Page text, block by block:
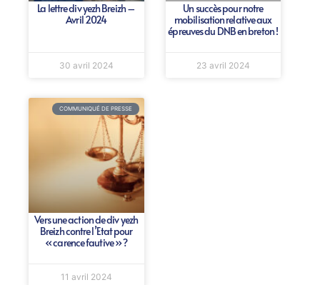
La lettre div yezh Breizh –
Avril 2024
30 avril 2024
Un succès pour notre
mobilisation relative aux
épreuves du DNB en breton !
23 avril 2024
COMMUNIQUÉ DE PRESSE
Vers une action de div yezh
Breizh contre l’Etat pour
« carence fautive » ?
11 avril 2024